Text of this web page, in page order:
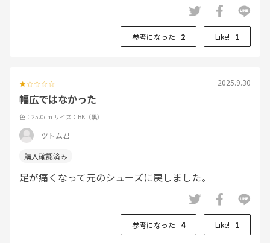
参考になった 2 Like! 1
2025.9.30
幅広ではなかった
色：25.0cm サイズ：BK（黒）
ツトム君
足が痛くなって元のシューズに戻しました。
参考になった 4 Like! 1